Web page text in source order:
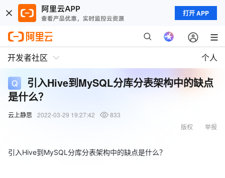
打开 APP
开发者社区 个人
引入Hive到MySQL分库分表架构中的缺点
是什么？
云上静思 2022-03-29 19:27:42
833
举报
版权
引入Hive到MySQL分库分表架构中的缺点是什么？